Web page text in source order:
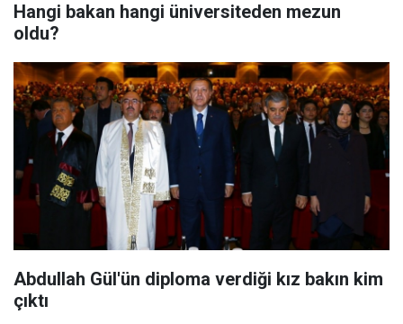
Hangi bakan hangi üniversiteden mezun
oldu?
Abdullah Gül'ün diploma verdiği kız bakın kim
çıktı